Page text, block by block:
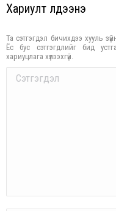
Хариулт үлдээнэ үү
Та сэтгэгдэл бичихдээ хууль
Ёс бус сэтгэгдлийг бид
хариуцлага хүлээхгүй.
Comment